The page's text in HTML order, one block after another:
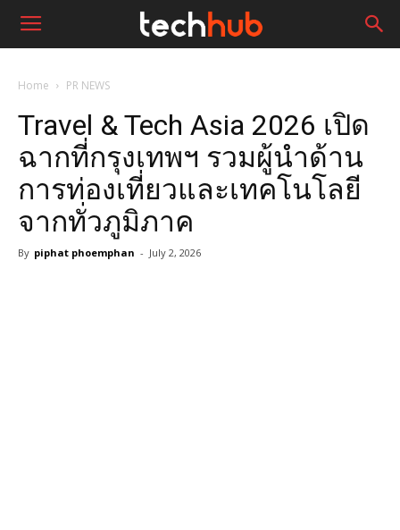
Home PR NEWS
Travel & Tech Asia 2026 เปิด
ฉากที่กรุงเทพฯ รวมผู้นำด้าน
การท่องเที่ยวและเทคโนโลยี
จากทั่วภูมิภาค
By piphat phoemphan - July 2, 2026